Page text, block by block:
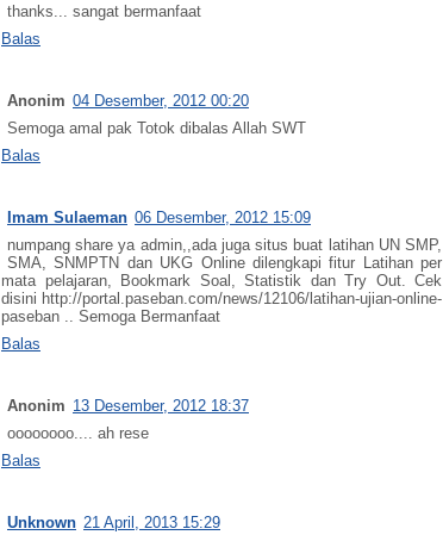
thanks... sangat bermanfaat
Balas
Anonim 04 Desember, 2012 00:20
Semoga amal pak Totok dibalas Allah SWT
Balas
Imam Sulaeman 06 Desember, 2012 15:09
numpang share ya admin,,ada juga situs buat latihan UN SMP,
SMA, SNMPTN dan UKG Online dilengkapi fitur Latihan per
mata pelajaran, Bookmark Soal, Statistik dan Try Out. Cek
disini http://portal.paseban.com/news/12106/latihan-ujian-online-
paseban .. Semoga Bermanfaat
Balas
Anonim 13 Desember, 2012 18:37
oooooooo.... ah rese
Balas
Unknown 21 April, 2013 15:29